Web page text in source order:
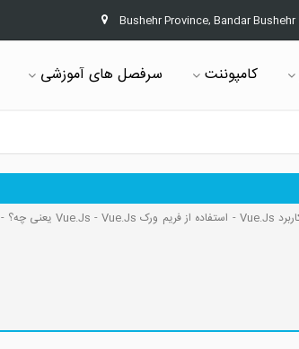
Bushehr Province, Bandar Bushehr
سرفصل های آموزشی کامپوننت
آموزش Vue.Js - معرفی فریم ورک Vue.Js - Vue.Js چیست؟ - کاربرد Vue.Js - استفاده از فریم ورک Vue.Js - Vue.Js یعنی چه؟ -